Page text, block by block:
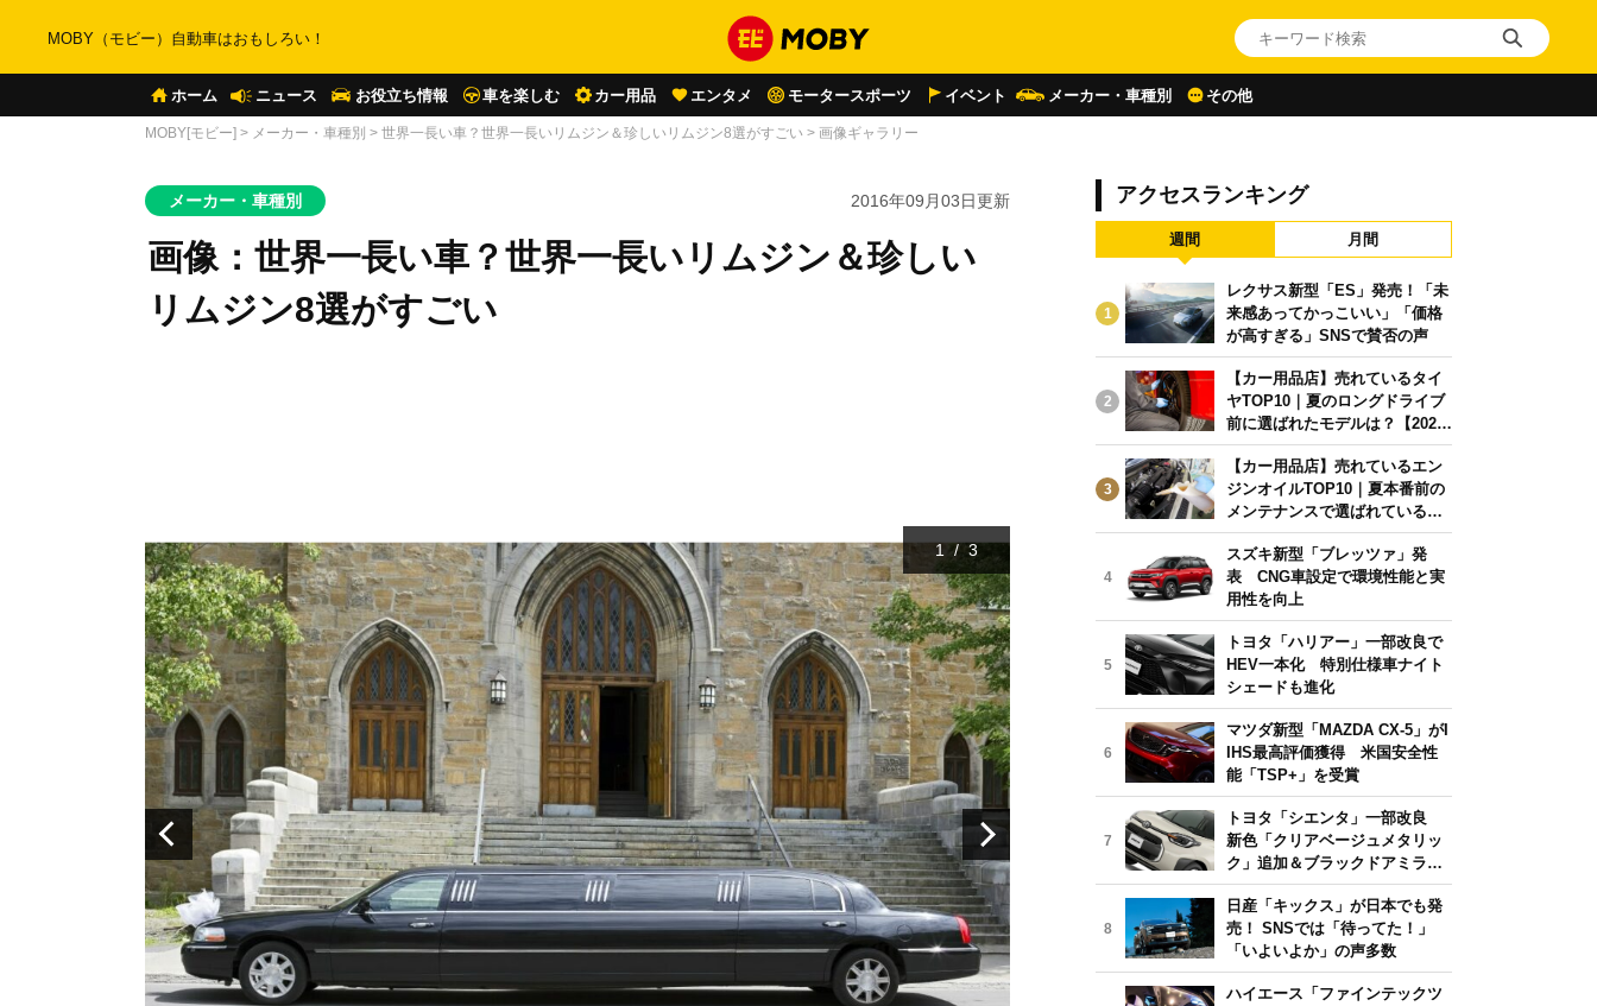
MOBY（モビー）自動車はおもしろい！
ホーム ニュース お役立ち情報 車を楽しむ カー用品 エンタメ モータースポーツ イベント メーカー・車種別 その他
MOBY[モビー] > メーカー・車種別 > 世界一長い車？世界一長いリムジン＆珍しいリムジン8選がすごい > 画像ギャラリー
メーカー・車種別 2016年09月03日更新
画像：世界一長い車？世界一長いリムジン＆珍しい
リムジン8選がすごい
1 / 3
アクセスランキング
週間 月間
1
レクサス新型「ES」発売！「未
来感あってかっこいい」「価格
が高すぎる」SNSで賛否の声
2
【カー用品店】売れているタイ
ヤTOP10｜夏のロングドライブ
前に選ばれたモデルは？【2026
年6月版】
3
【カー用品店】売れているエン
ジンオイルTOP10｜夏本番前の
メンテナンスで選ばれている人
気モデルは？【2026年6月版】
4
スズキ新型「ブレッツァ」発
表 CNG車設定で環境性能と実
用性を向上
5
トヨタ「ハリアー」一部改良で
HEV一本化 特別仕様車ナイト
シェードも進化
6
マツダ新型「MAZDA CX-5」がI
IHS最高評価獲得 米国安全性
能「TSP+」を受賞
7
トヨタ「シエンタ」一部改良
新色「クリアベージュメタリッ
ク」追加＆ブラックドアミラー
採用
8
日産「キックス」が日本でも発
売！ SNSでは「待ってた！」
「いよいよか」の声多数
ハイエース「ファインテックツ